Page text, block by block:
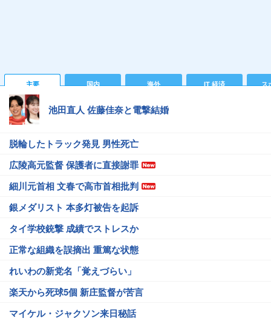
主要 国内 海外 IT 経済 ス
池田直人 佐藤佳奈と電撃結婚
脱輪したトラック発見 男性死亡
広陵高元監督 保護者に直接謝罪
細川元首相 文春で高市首相批判
銀メダリスト 本多灯被告を起訴
タイ学校銃撃 成績でストレスか
正常な組織を誤摘出 重篤な状態
れいわの新党名「覚えづらい」
楽天から死球5個 新庄監督が苦言
マイケル・ジャクソン来日秘話